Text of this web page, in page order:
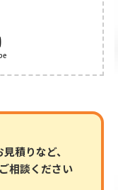
積りなど、
相談ください